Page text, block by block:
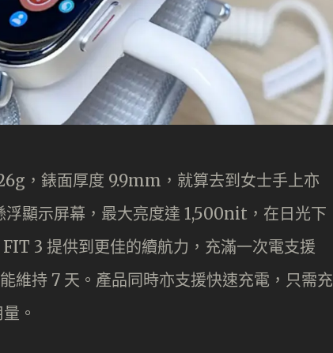
，錶面厚度 9.9mm，就算去到女士手上亦
顯示屏幕，最大亮度達 1,500nit，在日光下
3 提供到更佳的續航力，充滿一次電支援
維持 7 天。產品同時亦支援快速充電，只需充
。